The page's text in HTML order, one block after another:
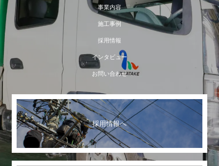
事業内容
施工事例
採用情報
インタビュー
お問い合わせ
採用情報へ